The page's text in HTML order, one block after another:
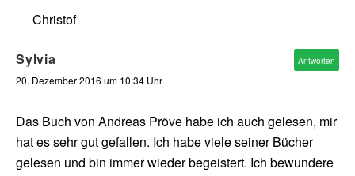
Christof
Sylvia
20. Dezember 2016 um 10:34 Uhr
Das Buch von Andreas Pröve habe ich auch gelesen, mir
hat es sehr gut gefallen. Ich habe viele seiner Bücher
gelesen und bin immer wieder begeistert. Ich bewundere
Antworten